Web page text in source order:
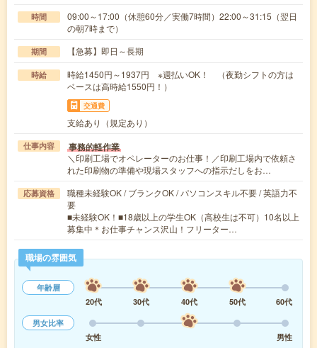
時間
09:00～17:00（休憩60分／実働7時間）22:00～31:15（翌日
の朝7時まで）
期間 【急募】即日～長期
時給
時給1450円～1937円 ※週払いOK！ （夜勤シフトの方は
ベースは高時給1550円！）
交通費
支給あり（規定あり）
仕事内容 事務的軽作業
＼印刷工場でオペレーターのお仕事！／印刷工場内で依頼さ
れた印刷物の準備や現場スタッフへの指示だしをお…
応募資格
職種未経験OK / ブランクOK / パソコンスキル不要 / 英語力不
要
■未経験OK！■18歳以上の学生OK（高校生は不可）10名以上
募集中＊お仕事チャンス沢山！フリーター…
職場の雰囲気
年齢層
20代
30代 40代 50代
60代
男女比率
女性
男性